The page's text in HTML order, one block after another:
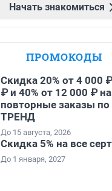
Начать знакомиться
ПРОМОКОДЫ
Скидка 20% от 4 000
₽ и 40% от 12 000 ₽
повторные заказы
ТРЕНД
До 15 августа, 2026
Скидка 5% на все
До 1 января, 2027